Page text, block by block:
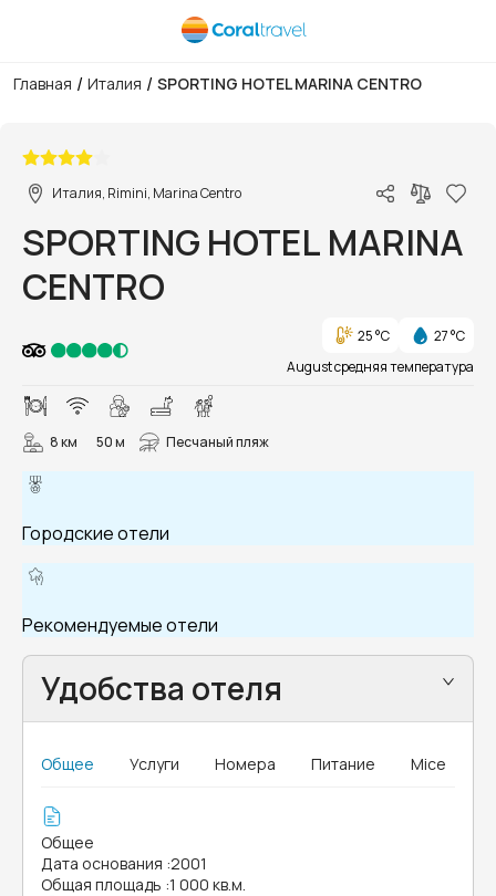
Главная / Италия / SPORTING HOTEL MARINA CENTRO
Италия, Rimini, Marina Centro
SPORTING HOTEL MARINA
CENTRO
25 °C
27 °C
August средняя температура
8 км 50 м Песчаный пляж
Городские отели
Рекомендуемые отели
Удобства отеля
Общее Услуги Номера Питание Mice
Общее
Дата основания :2001
Общая площадь :1 000 кв.м.